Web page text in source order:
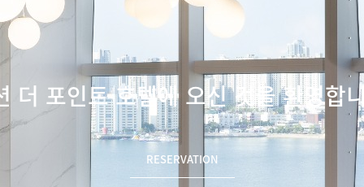
더 포인트 호텔에 오신 것을 환영합
RESERVATION